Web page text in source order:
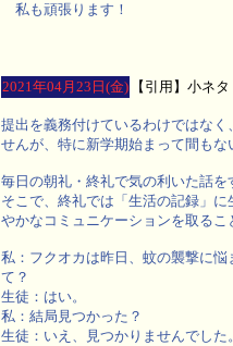
私も頑張ります！
2021年04月23日(金) 【引用】小ネタ
提出を義務付けているわけではな
せんが、特に新学期始まって間も
毎日の朝礼・終礼で気の利いた話
そこで、終礼では「生活の記録」
やかなコミュニケーションを取るこ
私：フクオカは昨日、蚊の襲撃に
て？
生徒：はい。
私：結局見つかった？
生徒：いえ、見つかりませんでした